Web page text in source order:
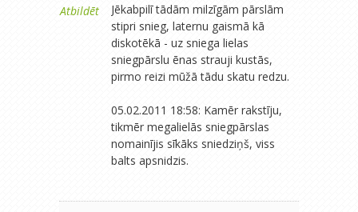
Atbildēt
Jēkabpilī tādām milzīgām pārslām
stipri snieg, laternu gaismā kā
diskotēkā - uz sniega lielas
sniegpārslu ēnas strauji kustās,
pirmo reizi mūžā tādu skatu redzu.
05.02.2011 18:58: Kamēr rakstīju,
tikmēr megalielās sniegpārslas
nomainījis sīkāks sniedziņš, viss
balts apsnidzis.